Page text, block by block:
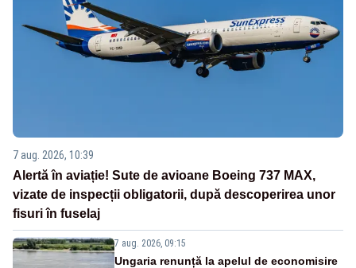
7 aug. 2026, 10:39
Alertă în aviație! Sute de avioane Boeing 737 MAX,
vizate de inspecții obligatorii, după descoperirea unor
fisuri în fuselaj
7 aug. 2026, 09:15
Ungaria renunță la apelul de economisire